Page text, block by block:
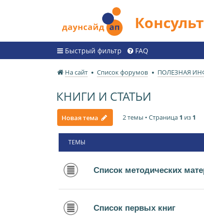
Быстрый фильтр FAQ
На сайт Список форумов ПОЛЕЗНАЯ
КНИГИ И СТАТЬИ
Новая тема 2 темы • Страница 1 из 1
ТЕМЫ
Список методических
Список первых книг